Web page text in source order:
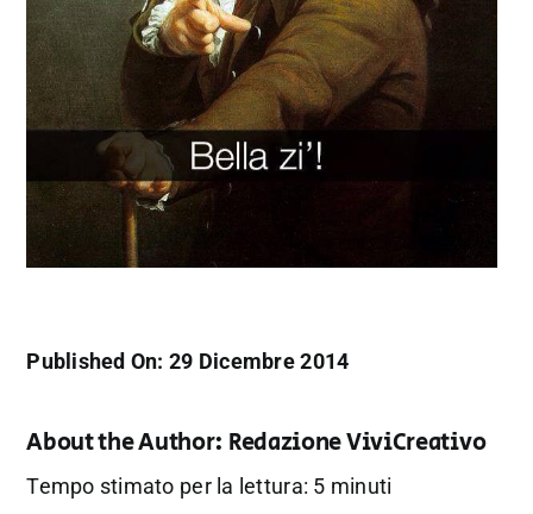
Published On: 29 Dicembre 2014
About the Author: Redazione ViviCreativo
Tempo stimato per la lettura: 5 minuti